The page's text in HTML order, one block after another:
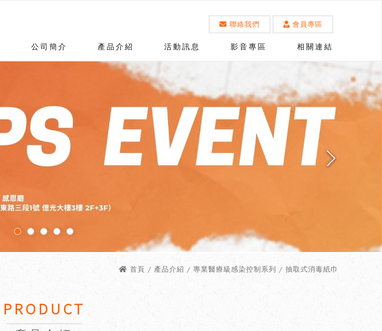
聯絡我們 會員專區
公司簡介 產品介紹 活動訊息 影音專區 相關連結
首頁 / 產品介紹 / 專業醫療級感染控制系列 / 抽取式消毒紙巾
PRODUCT